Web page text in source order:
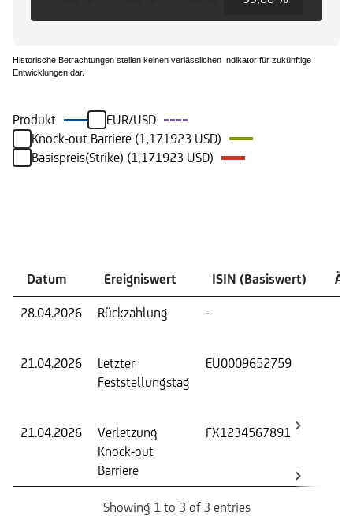
Historische Betrachtungen stellen keinen verlässlichen Indikator für zukünftige
Entwicklungen dar.
Produkt
EUR/USD
Knock-out Barriere (1,171923 USD)
Basispreis(Strike) (1,171923 USD)
Datum Ereigniswert ISIN (Basiswert)
28.04.2026 Rückzahlung -
21.04.2026
Letzter
Feststellungstag
EU0009652759
21.04.2026
Verletzung
Knock-out
Barriere
FX1234567891
Showing 1 to 3 of 3 entries